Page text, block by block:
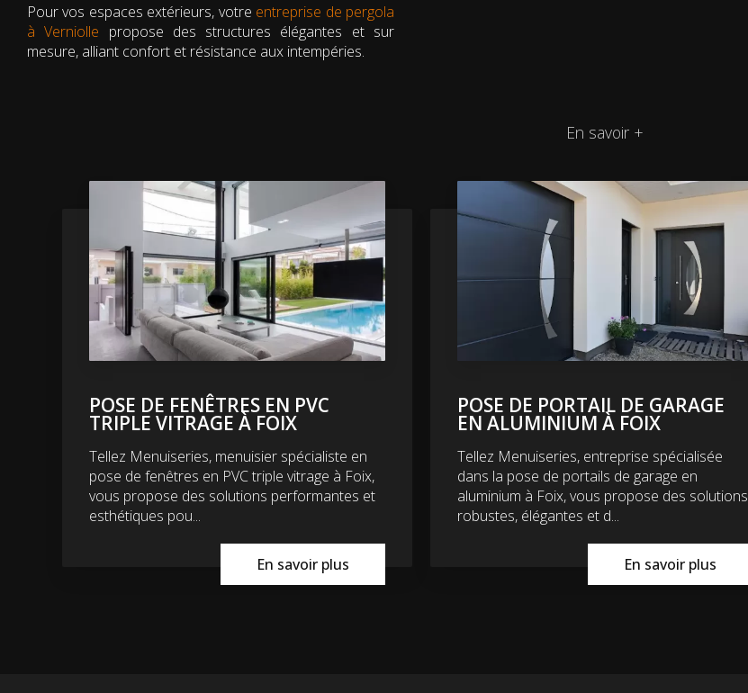
Pour vos espaces extérieurs, votre entreprise de pergola
à Verniolle propose des structures élégantes et sur
mesure, alliant confort et résistance aux intempéries.
En savoir +
POSE DE FENÊTRES EN PVC
TRIPLE VITRAGE À FOIX
Tellez Menuiseries, menuisier spécialiste en
pose de fenêtres en PVC triple vitrage à Foix,
vous propose des solutions performantes et
esthétiques pou...
En savoir plus
POSE DE PORTAIL DE GARAGE
EN ALUMINIUM À FOIX
Tellez Menuiseries, entreprise spécialisée
dans la pose de portails de garage en
aluminium à Foix, vous propose des solutions
robustes, élégantes et d...
En savoir plus